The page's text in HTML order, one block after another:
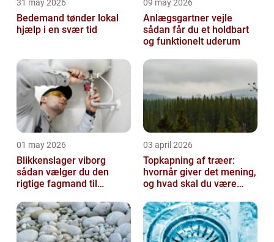
31 may 2026
Bedemand tønder lokal
hjælp i en svær tid
09 may 2026
Anlægsgartner vejle
sådan får du et holdbart
og funktionelt uderum
01 may 2026
Blikkenslager viborg
sådan vælger du den
rigtige fagmand til
03 april 2026
Topkapning af træer:
hvornår giver det mening,
og hvad skal du være